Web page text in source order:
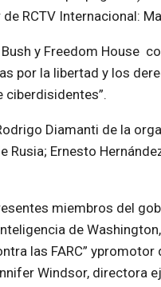
RCTV Internacional:
y Freedom House
por la libertad y los
ciberdisidentes”.
Diamanti de la
Rusia; Ernesto
miembros del
de
las FARC”
Windsor, directora